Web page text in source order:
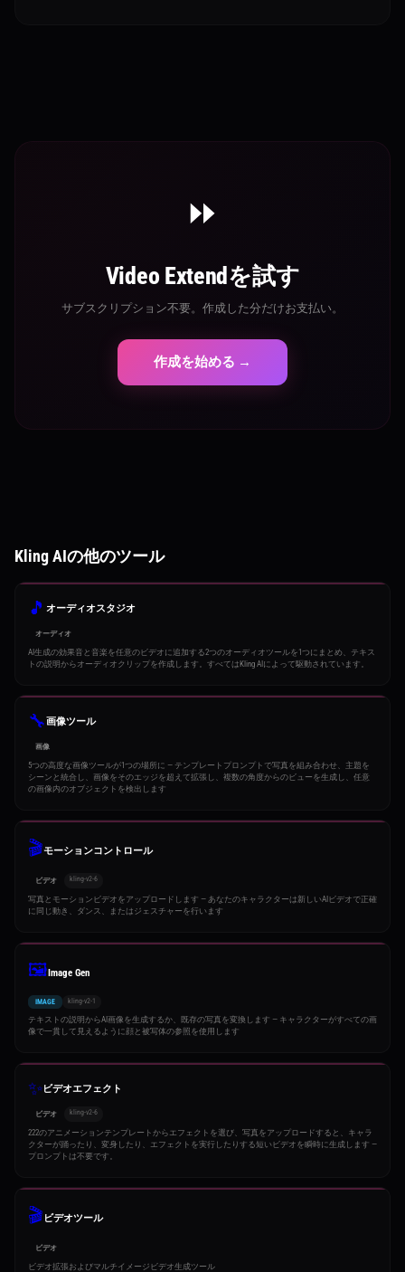
⏩
Video Extendを試す
サブスクリプション不要。作成した分だけお支払い。
作成を始める →
Kling AIの他のツール
🎵 オーディオスタジオ
オーディオ
AI生成の効果音と音楽を任意のビデオに追加する2つのオーディオツールを1つにまとめ、テキス
トの説明からオーディオクリップを作成します。すべてはKling AIによって駆動されています。
🔧画像ツール
画像
5つの高度な画像ツールが1つの場所に — テンプレートプロンプトで写真を組み合わせ、主題を
シーンと統合し、画像をそのエッジを超えて拡張し、複数の角度からのビューを生成し、任意
の画像内のオブジェクトを検出します
🎬モーションコントロール
ビデオ kling-v2-6
写真とモーションビデオをアップロードします — あなたのキャラクターは新しいAIビデオで正確
に同じ動き、ダンス、またはジェスチャーを行います
🖼️Image Gen
IMAGE kling-v2-1
テキストの説明からAI画像を生成するか、既存の写真を変換します — キャラクターがすべての画
像で一貫して見えるように顔と被写体の参照を使用します
✨ビデオエフェクト
ビデオ kling-v2-6
222のアニメーションテンプレートからエフェクトを選び、写真をアップロードすると、キャラ
クターが踊ったり、変身したり、エフェクトを実行したりする短いビデオを瞬時に生成します —
プロンプトは不要です。
🎬 ビデオツール
ビデオ
ビデオ拡張およびマルチイメージビデオ生成ツール